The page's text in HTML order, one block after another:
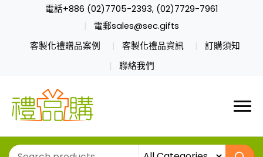
電話+886 (02)7705-2393, (02)7729-7961
電郵sales@sec.gifts
客製化禮贈品案例
客製化禮品資訊
訂購須知
聯絡我們